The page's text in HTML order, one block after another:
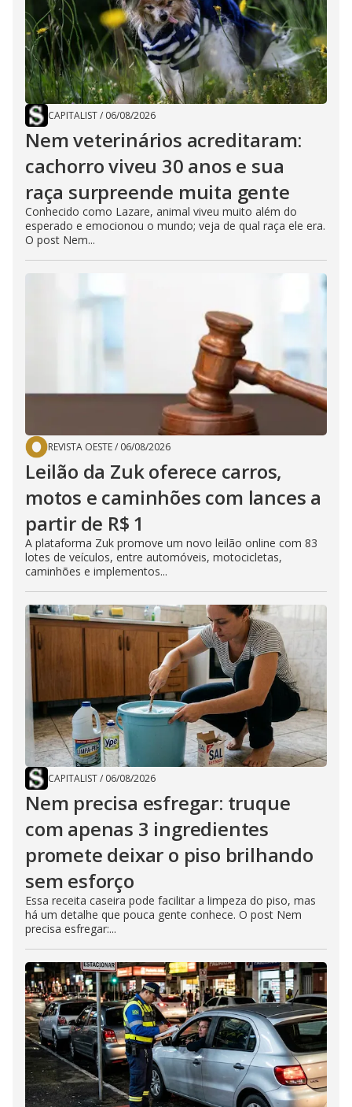
CAPITALIST/ 06/08/2026
Nem veterinários acreditaram:
cachorro viveu 30 anos e sua
raça surpreende muita gente
Conhecido como Lazare, animal viveu muito além do
esperado e emocionou o mundo; veja de qual raça ele era.
O post Nem...
REVISTA OESTE/ 06/08/2026
Leilão da Zuk oferece carros,
motos e caminhões com lances a
partir de R$ 1
A plataforma Zuk promove um novo leilão online com 83
lotes de veículos, entre automóveis, motocicletas,
caminhões e implementos...
CAPITALIST/ 06/08/2026
Nem precisa esfregar: truque
com apenas 3 ingredientes
promete deixar o piso brilhando
sem esforço
Essa receita caseira pode facilitar a limpeza do piso, mas
há um detalhe que pouca gente conhece. O post Nem
precisa esfregar:...